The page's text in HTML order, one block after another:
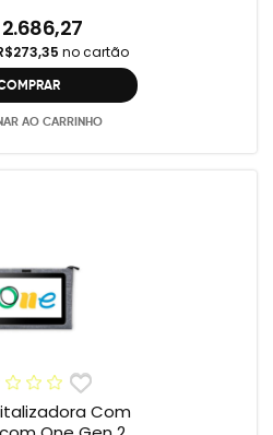
2.686,27
no cartão
AO CARRINHO
Com